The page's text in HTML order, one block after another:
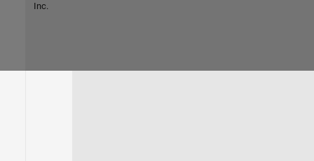
Inc.